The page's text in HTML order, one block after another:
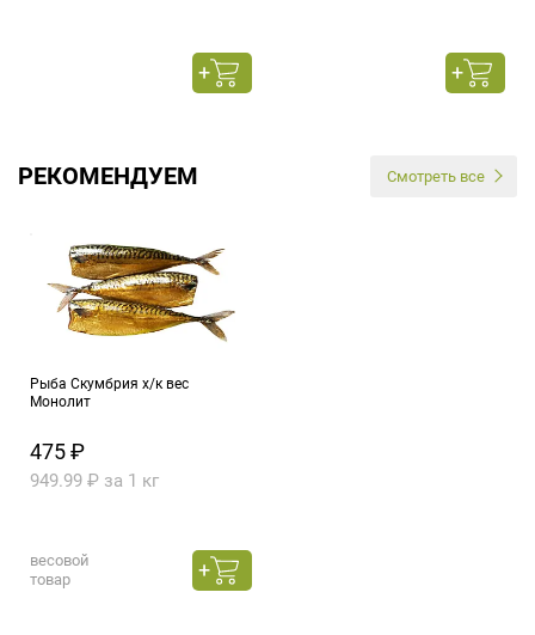
РЕКОМЕНДУЕМ Смотреть все
Рыба Скумбрия х/к вес
Монолит
475 ₽
949.99 ₽ за 1 кг
весовой
товар